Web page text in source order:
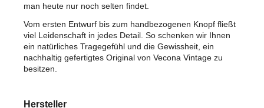
man heute nur noch selten findet.
Vom ersten Entwurf bis zum handbezogenen Knopf fließt
viel Leidenschaft in jedes Detail. So schenken wir Ihnen
ein natürliches Tragegefühl und die Gewissheit, ein
nachhaltig gefertigtes Original von Vecona Vintage zu
besitzen.
Hersteller